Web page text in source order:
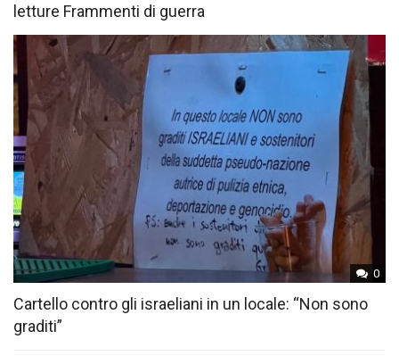
letture Frammenti di guerra
0
Cartello contro gli israeliani in un locale: “Non sono
graditi”